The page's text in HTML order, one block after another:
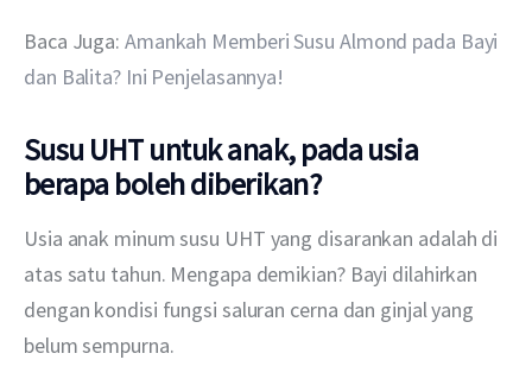
Baca Juga: Amankah Memberi Susu Almond pada Bayi
dan Balita? Ini Penjelasannya!
Susu UHT untuk anak, pada usia
berapa boleh diberikan?
Usia anak minum susu UHT yang disarankan adalah di
atas satu tahun. Mengapa demikian? Bayi dilahirkan
dengan kondisi fungsi saluran cerna dan ginjal yang
belum sempurna.